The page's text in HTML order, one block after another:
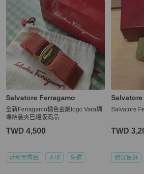
Salvatore Ferragamo
全新Ferragamo橘色金屬logo Vara蝴
蝶結髮夾已絕版商品
TWD 4,500
近新閒置品 本地 免運
Salvatore
Salvatore
TWD
狀況良好